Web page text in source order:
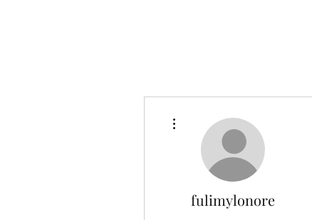
fulimylonore